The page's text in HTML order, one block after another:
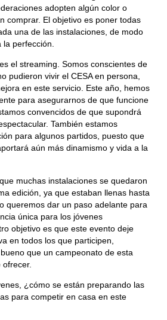
adopten algún color o
comprar. El objetivo es poner todas
una de las instalaciones, de modo
perfección.
el streaming. Somos conscientes de
pudieron vivir el CESA en persona,
en este servicio. Este año, hemos
para asegurarnos de que funcione
convencidos de que supondrá
También estamos
para algunos partidos, puesto que
aún más dinamismo y vida a la
muchas instalaciones se quedaron
edición, ya que estaban llenas hasta
queremos dar un paso adelante para
única para los jóvenes
objetivo es que este evento deje
en todos los que participen,
que un campeonato de esta
¿cómo se están preparando las
para competir en casa en este